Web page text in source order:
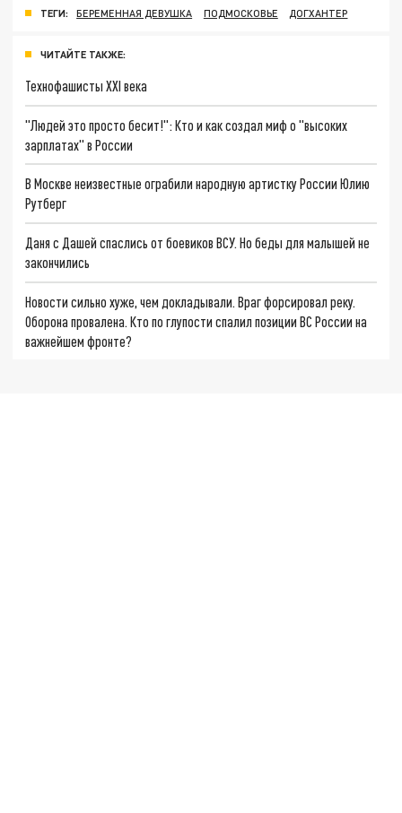
ТЕГИ: БЕРЕМЕННАЯ ДЕВУШКА ПОДМОСКОВЬЕ ДОГХАНТЕР
ЧИТАЙТЕ ТАКЖЕ:
Технофашисты XXI века
"Людей это просто бесит!": Кто и как создал миф о "высоких
зарплатах" в России
В Москве неизвестные ограбили народную артистку России Юлию
Рутберг
Даня с Дашей спаслись от боевиков ВСУ. Но беды для малышей не
закончились
Новости сильно хуже, чем докладывали. Враг форсировал реку.
Оборона провалена. Кто по глупости спалил позиции ВС России на
важнейшем фронте?